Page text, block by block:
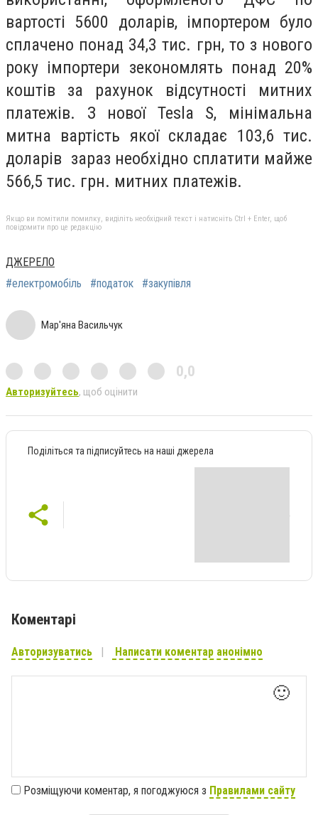
вартості 5600 доларів, імпортером було
сплачено понад 34,3 тис. грн, то з нового
року імпортери зекономлять понад 20%
коштів за рахунок відсутності митних
платежів. З нової Tesla S, мінімальна
митна вартість якої складає 103,6 тис.
доларів зараз необхідно сплатити майже
566,5 тис. грн. митних платежів.
Якщо ви помітили помилку, виділіть необхідний текст і натисніть Ctrl + Enter, щоб
повідомити про це редакцію
ДЖЕРЕЛО
#електромобіль
#податок #закупівля
Мар'яна Васильчук
0,0
Авторизуйтесь, щоб оцінити
Поділіться та підписуйтесь на наші джерела
Коментарі
Авторизуватись Написати коментар анонімно
🙂
Розміщуючи коментар, я погоджуюся з Правилами сайту